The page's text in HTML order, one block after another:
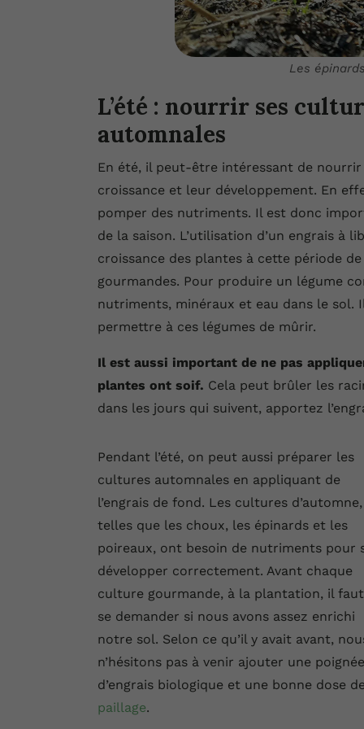
Les
L’été : nourrir ses
automnales
En été, il peut-être intéressant de
croissance et leur développement. En
pomper des nutriments. Il est donc
de la saison. L’utilisation d’un engrais à
croissance des plantes à cette période
gourmandes. Pour produire un légume
nutriments, minéraux et eau dans le sol.
permettre à ces légumes de mûrir.
Il est aussi important de ne pas
plantes ont soif. Cela peut brûler les
dans les jours qui suivent, apportez
Pendant l’été, on peut aussi préparer les
cultures automnales en appliquant de
l’engrais de fond. Les cultures d’automne,
telles que les choux, les épinards et les
poireaux, ont besoin de nutriments pour
développer correctement. Avant chaque
culture gourmande, à la plantation, il faut
se demander si nous avons assez enrichi
notre sol. Selon ce qu’il y avait avant,
n’hésitons pas à venir ajouter une poignée
d’engrais biologique et une bonne dose de
paillage.